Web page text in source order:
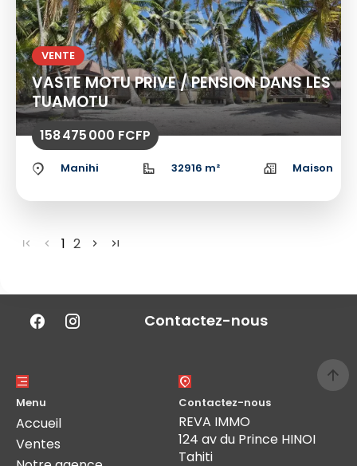
VENTE
VASTE MOTU PRIVE / PENSION DANS LES
TUAMOTU
158 475 000 FCFP
Manihi 32916 m² Maison
1 2
Contactez-nous
Menu
Accueil
Ventes
Contactez-nous
REVA IMMO
124 av du Prince HINOI
Tahiti